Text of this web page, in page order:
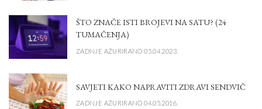
ŠTO ZNAČE ISTI BROJEVI NA SATU? (24
TUMAČENJA)
ZADNJE AŽURIRANO 05.04.2023.
SAVJETI KAKO NAPRAVITI ZDRAVI SENDVIČ
ZADNJE AŽURIRANO 04.05.2016.